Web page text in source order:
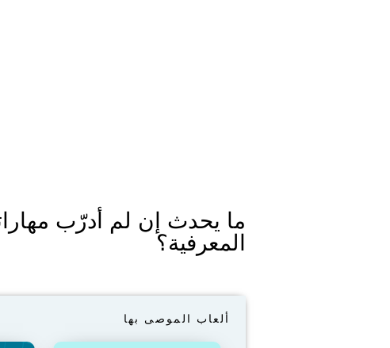
ما يحدث إن لم أدرّب
المعرفية؟
ألعاب الموصى بها